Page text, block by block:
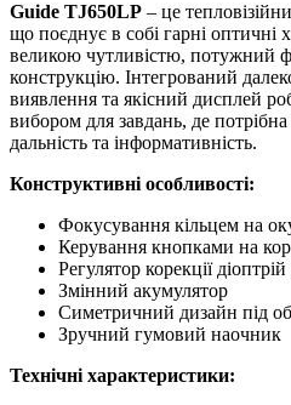
Guide TJ650LP – це
що поєднує в собі гарні оптичні
великою чутливістю, потужний
конструкцію. Інтегрований
виявлення та якісний дисплей
вибором для завдань, де
дальність та інформативність.
Конструктивні особливості:
Фокусування кільцем на
Керування кнопками на
Регулятор корекції
Змінний акумулятор
Симетричний дизайн під
Зручний гумовий наочник
Технічні характеристики: